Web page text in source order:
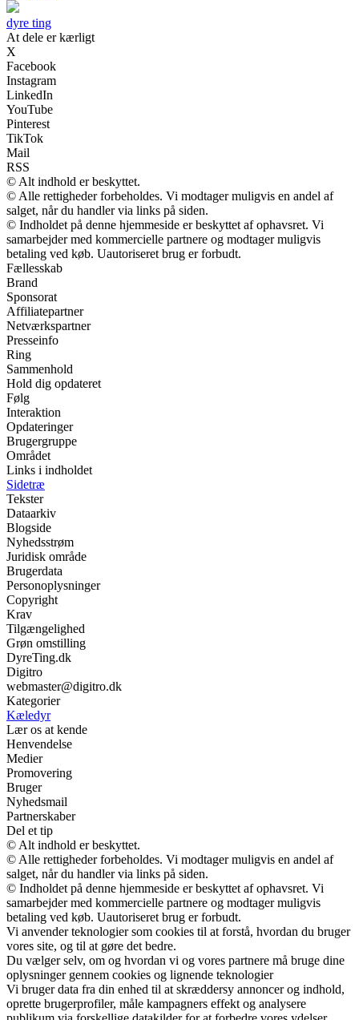
dyre ting
At dele er kærligt
X
Facebook
Instagram
LinkedIn
YouTube
Pinterest
TikTok
Mail
RSS
© Alt indhold er beskyttet.
© Alle rettigheder forbeholdes. Vi modtager muligvis en andel af
salget, når du handler via links på siden.
© Indholdet på denne hjemmeside er beskyttet af ophavsret. Vi
samarbejder med kommercielle partnere og modtager muligvis
betaling ved køb. Uautoriseret brug er forbudt.
Fællesskab
Brand
Sponsorat
Affiliatepartner
Netværkspartner
Presseinfo
Ring
Sammenhold
Hold dig opdateret
Følg
Interaktion
Opdateringer
Brugergruppe
Området
Links i indholdet
Sidetræ
Tekster
Dataarkiv
Blogside
Nyhedsstrøm
Juridisk område
Brugerdata
Personoplysninger
Copyright
Krav
Tilgængelighed
Grøn omstilling
DyreTing.dk
Digitro
webmaster@digitro.dk
Kategorier
Kæledyr
Lær os at kende
Henvendelse
Medier
Promovering
Bruger
Nyhedsmail
Partnerskaber
Del et tip
© Alt indhold er beskyttet.
© Alle rettigheder forbeholdes. Vi modtager muligvis en andel af
salget, når du handler via links på siden.
© Indholdet på denne hjemmeside er beskyttet af ophavsret. Vi
samarbejder med kommercielle partnere og modtager muligvis
betaling ved køb. Uautoriseret brug er forbudt.
Vi anvender teknologier som cookies til at forstå, hvordan du bruger
vores site, og til at gøre det bedre.
Du vælger selv, om og hvordan vi og vores partnere må bruge dine
oplysninger gennem cookies og lignende teknologier
Vi bruger data fra din enhed til at skræddersy annoncer og indhold,
oprette brugerprofiler, måle kampagners effekt og analysere